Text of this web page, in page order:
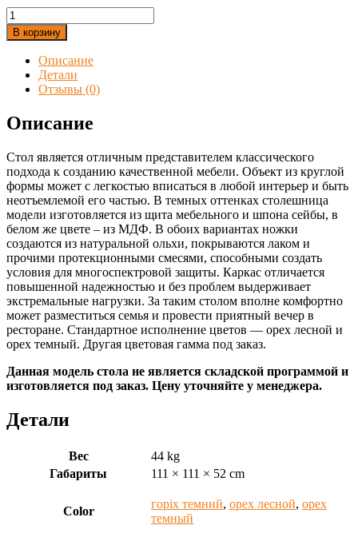
Количество
товара
Стол
"Эль-
Гуна"
орех
лесной
для
кафе
ресторанов
В корзину
Описание
Детали
Отзывы (0)
Описание
Стол является отличным представителем классического
подхода к созданию качественной мебели. Объект из круглой
формы может с легкостью вписаться в любой интерьер и быть
неотъемлемой его частью. В темных оттенках столешница
модели изготовляется из щита мебельного и шпона сейбы, в
белом же цвете – из МДФ. В обоих вариантах ножки
создаются из натуральной ольхи, покрываются лаком и
прочими протекционными смесями, способными создать
условия для многоспектровой защиты. Каркас отличается
повышенной надежностью и без проблем выдерживает
экстремальные нагрузки. За таким столом вполне комфортно
может разместиться семья и провести приятный вечер в
ресторане. Стандартное исполнение цветов — орех лесной и
орех темный. Другая цветовая гамма под заказ.
Данная модель стола не является складской программой и
изготовляется под заказ. Цену уточняйте у менеджера.
Детали
Вес
44 kg
Габариты
111 × 111 × 52 cm
Color
горіх темний, орех лесной, орех
темный